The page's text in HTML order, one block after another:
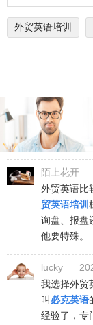
外贸英语培训
陌上花开
外贸英语比
贸英语培训
询盘、报盘
他要特殊。
lucky
我选择外贸
叫 必克英语
经验了，专